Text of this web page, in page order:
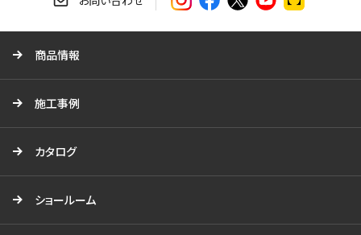
商品情報
施工事例
カタログ
ショールーム